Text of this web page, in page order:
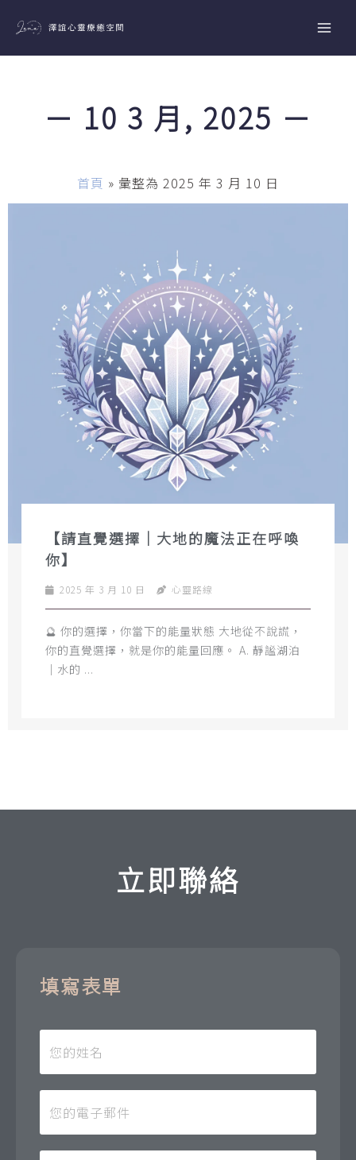
主
－ 10 3 月, 2025 －
首頁 » 彙整為 2025 年 3 月 10 日
【請直覺選擇｜大地的魔法正在呼喚
你】
2025 年 3 月 10 日 心靈路線
🔮 你的選擇，你當下的能量狀態 大地從不說謊，
你的直覺選擇，就是你的能量回應。 A. 靜謐湖泊
｜水的 ...
立即聯絡
填寫表單